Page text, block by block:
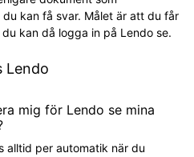
kan få svar. Målet är att du får
kan då logga in på Lendo se.
Lendo
mig för Lendo se mina
alltid per automatik när du